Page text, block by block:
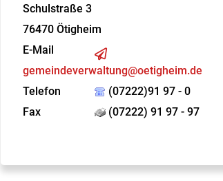
Schulstraße 3
76470 Ötigheim
E-Mail
gemeindeverwaltung@oetigheim.de
Telefon
(07222)91 97 - 0
Fax
(07222) 91 97 - 97